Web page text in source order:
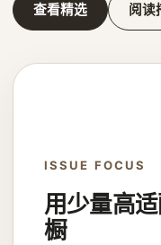
查看精选 阅读
ISSUE FOCUS
用少量高
橱